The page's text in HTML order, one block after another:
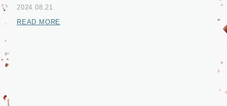
2024.08.21
READ MORE